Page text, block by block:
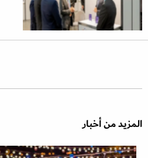
المزيد من أخبار